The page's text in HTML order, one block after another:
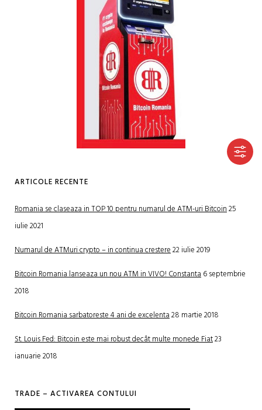
ARTICOLE RECENTE
Romania se claseaza in TOP 10 pentru numarul de ATM-uri Bitcoin25
iulie 2021
Numarul de ATMuri crypto – in continua crestere22 iulie 2019
Bitcoin Romania lanseaza un nou ATM in VIVO! Constanta6 septembrie
2018
Bitcoin Romania sarbatoreste 4 ani de excelenta28 martie 2018
St. Louis Fed: Bitcoin este mai robust decât multe monede Fiat23
ianuarie 2018
TRADE – ACTIVAREA CONTULUI